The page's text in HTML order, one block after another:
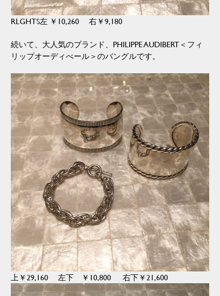
RLGHTS左 ￥10,260 右￥9,180
続いて、大人気のブランド、PHILIPPE AUDIBERT＜フィ
リップオーディべール＞のバングルです。
上￥29,160 左下 ￥10,800 右下￥21,600